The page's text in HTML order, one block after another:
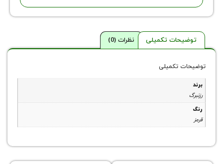
تکمیلی نظرات (0)
تکمیلی